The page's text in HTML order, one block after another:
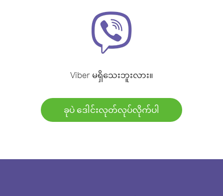
Viber မရှိသေးဘူးလား။
ခုပဲ ဒေါင်းလုတ်လုပ်လိုက်ပါ